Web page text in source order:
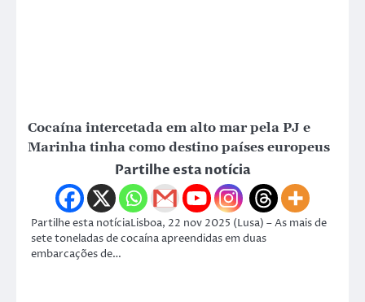
Cocaína intercetada em alto mar pela PJ e
Marinha tinha como destino países europeus
Partilhe esta notícia
Partilhe esta notíciaLisboa, 22 nov 2025 (Lusa) – As mais de
sete toneladas de cocaína apreendidas em duas
embarcações de…